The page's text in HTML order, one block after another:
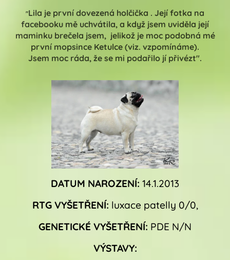
"Lila je první dovezená holčička . Její fotka na
facebooku mě uchvátila, a když jsem uviděla její
maminku brečela jsem, jelikož je moc podobná mé
první mopsince Ketulce (viz. vzpomínáme).
Jsem moc ráda, že se mi podařilo jí přivézt".
DATUM NAROZENÍ: 14.1.2013
RTG VYŠETŘENÍ: luxace patelly 0/0,
GENETICKÉ VYŠETŘENÍ: PDE N/N
VÝSTAVY: